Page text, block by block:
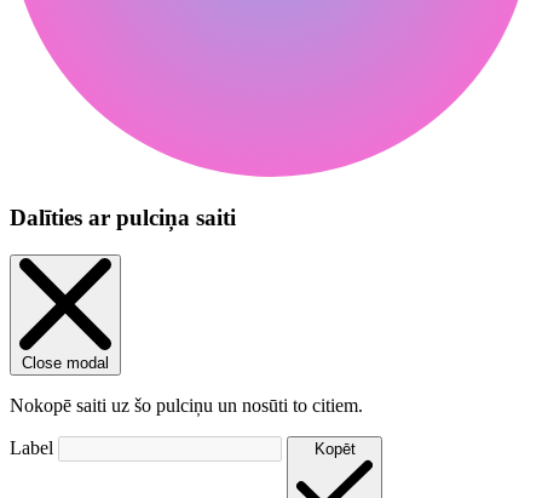
Dalīties ar pulciņa saiti
Close modal
Nokopē saiti uz šo pulciņu un nosūti to citiem.
Label Kopēt